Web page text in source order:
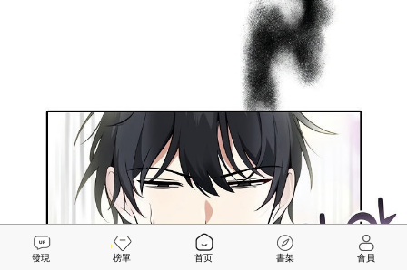
發現 榜單 首页 書架 會員